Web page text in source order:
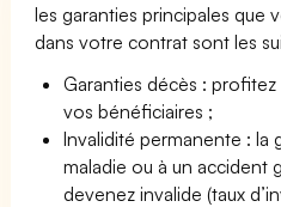
les garanties principales que
dans votre contrat sont les
Garanties décès : profitez
vos bénéficiaires ;
Invalidité permanente : la
maladie ou à un accident
devenez invalide (taux